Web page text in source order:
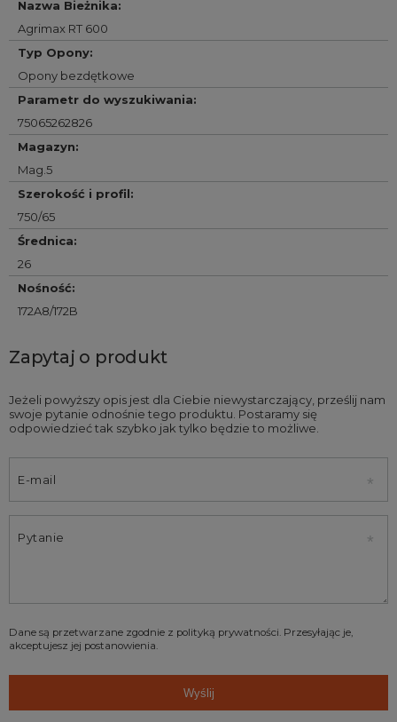
Nazwa Bieżnika:
Agrimax RT 600
Typ Opony:
Opony bezdętkowe
Parametr do wyszukiwania:
75065262826
Magazyn:
Mag.5
Szerokość i profil:
750/65
Średnica:
26
Nośność:
172A8/172B
Zapytaj o produkt
Jeżeli powyższy opis jest dla Ciebie niewystarczający, prześlij nam
swoje pytanie odnośnie tego produktu. Postaramy się
odpowiedzieć tak szybko jak tylko będzie to możliwe.
E-mail
Pytanie
Dane są przetwarzane zgodnie z polityką prywatności. Przesyłając je,
akceptujesz jej postanowienia.
Wyślij